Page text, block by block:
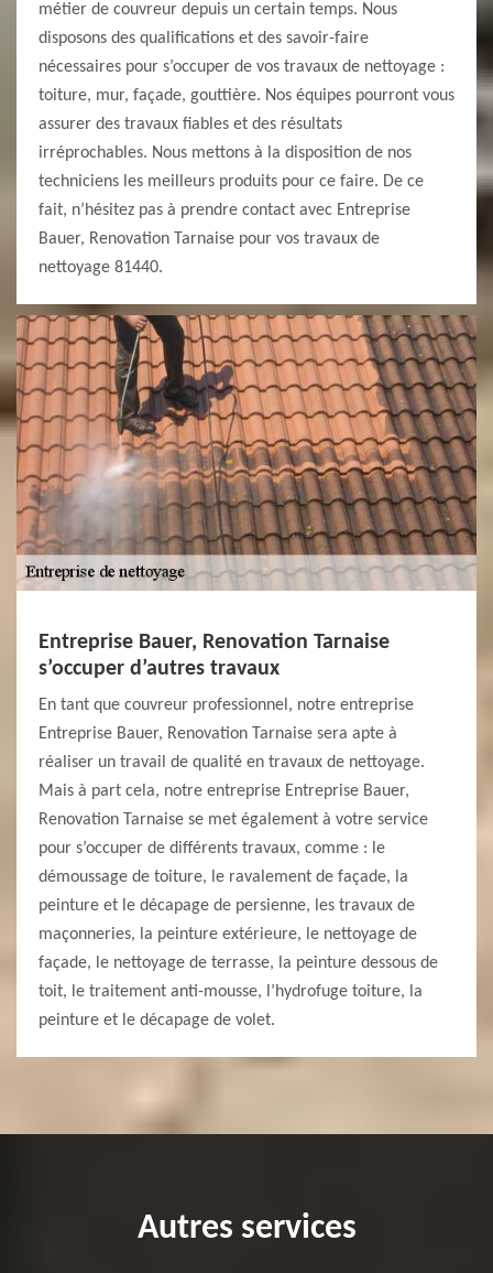
métier de couvreur depuis un certain temps. Nous
disposons des qualifications et des savoir-faire
nécessaires pour s’occuper de vos travaux de nettoyage :
toiture, mur, façade, gouttière. Nos équipes pourront vous
assurer des travaux fiables et des résultats
irréprochables. Nous mettons à la disposition de nos
techniciens les meilleurs produits pour ce faire. De ce
fait, n’hésitez pas à prendre contact avec Entreprise
Bauer, Renovation Tarnaise pour vos travaux de
nettoyage 81440.
Entreprise Bauer, Renovation Tarnaise
s’occuper d’autres travaux
En tant que couvreur professionnel, notre entreprise
Entreprise Bauer, Renovation Tarnaise sera apte à
réaliser un travail de qualité en travaux de nettoyage.
Mais à part cela, notre entreprise Entreprise Bauer,
Renovation Tarnaise se met également à votre service
pour s’occuper de différents travaux, comme : le
démoussage de toiture, le ravalement de façade, la
peinture et le décapage de persienne, les travaux de
maçonneries, la peinture extérieure, le nettoyage de
façade, le nettoyage de terrasse, la peinture dessous de
toit, le traitement anti-mousse, l’hydrofuge toiture, la
peinture et le décapage de volet.
Autres services